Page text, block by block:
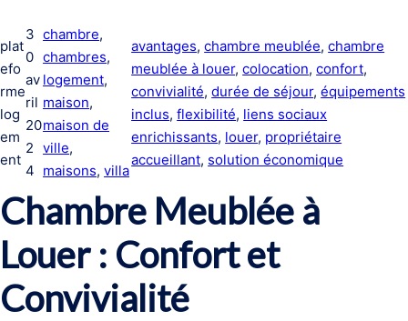
plat
efo
rme
log
em
ent
3
0
av
ril
20
2
4
chambre
chambres
logement
maison
maison de
ville
maisons, villa
avantages, chambre meublée, chambre
meublée à louer, colocation, confort
convivialité, durée de séjour, équipements
inclus, flexibilité, liens sociaux
enrichissants, louer, propriétaire
accueillant, solution économique
Chambre Meublée à
Louer : Confort et
Convivialité